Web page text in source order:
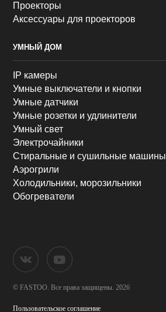
Проекторы
Аксессуары для проекторов
УМНЫЙ ДОМ
IP камеры
Умные выключатели и кнопки
Умные датчики
Умные розетки и удлинители
Умный свет
Электрочайники
Стиральные и сушильные машины
Аэрогрили
Холодильники, морозильники
Обогреватели
© FASTOO. Все права защищены. 2026
Пользовательское соглашение